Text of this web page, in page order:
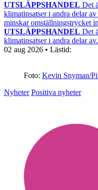
UTSLÄPPSHANDEL Det
klimatinsatser i andra delar
minskar omställningstrycket
UTSLÄPPSHANDEL Det
klimatinsatser i andra delar
02 aug 2026 • Lästid:
Foto: Kevin Snyman/
Nyheter Positiva nyheter